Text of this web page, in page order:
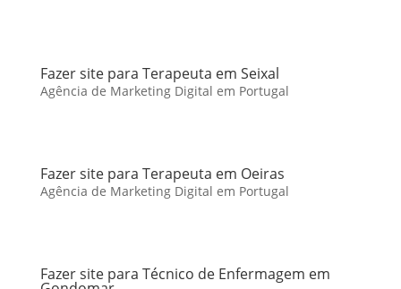
Fazer site para Terapeuta em Seixal
Agência de Marketing Digital em Portugal
Fazer site para Terapeuta em Oeiras
Agência de Marketing Digital em Portugal
Fazer site para Técnico de Enfermagem em